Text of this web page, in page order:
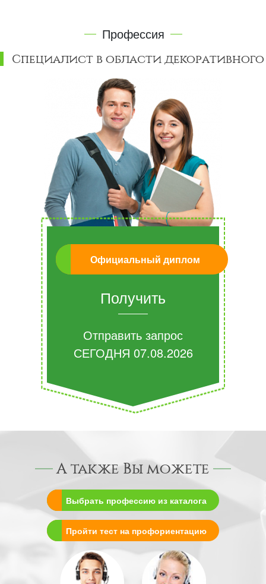
Профессия
Специалист в области
Официальный диплом
Получить
Отправить запрос
СЕГОДНЯ 07.08.2026
А также Вы можете
Выбрать профессию из каталога
Пройти тест на профориентацию